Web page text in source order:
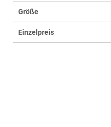
kariert 4
Fischgrätmuster 3
Hahnentritt 3
Größe
Einzelpreis